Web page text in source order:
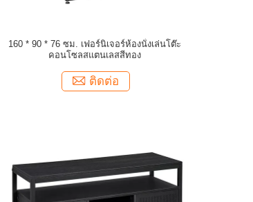
160 * 90 * 76 ซม. เฟอร์นิเจอร์ห้องนั่งเล่นโต๊ะ
คอนโซลสแตนเลสสีทอง
ติดต่อ